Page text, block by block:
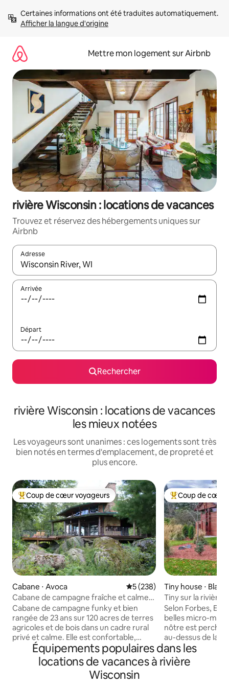
directement
Afficher la langue d'origine
Mettre mon logement sur Airbnb
rivière Wisconsin : locations de vacances
Trouvez et réservez des hébergements uniques sur
Airbnb
Adresse
Lorsque les résultats s'affichent, utilisez les flèches vers le
Arrivée
Départ
Rechercher
rivière Wisconsin : locations de vacances
les mieux notées
Les voyageurs sont unanimes : ces logements sont très
bien notés en termes d'emplacement, de propreté et
plus encore.
Coups de cœur voyageurs les plus appréciés
Coup de cœur voyageurs
Cabane ⋅ Avoca Évaluation moyenne sur la
5 (238)
Cabane de campagne fraîche et calme
sur des rochers et 120 acres
Cabane de campagne funky et bien
rangée de 23 ans sur 120 acres de terres
agricoles et de bois dans un cadre rural
privé et calme. Elle est confortable,
950 pieds carrés, construite avec de la
pierre et du bois. Concept ouvert avec
une cheminée à deux étages, une
cheminée de porche, un foyer et un loft
Coups de cœur
Coup de cœur
Tiny house ⋅ Black
Tiny sur la rivière
Selon Forbes,
belles micro-
nôtre est
au-dessus de la rivière
quartier calme à
l'autoroute, des
notre centre-ville
Équipements populaires dans les
locations de vacances à rivière
Wisconsin